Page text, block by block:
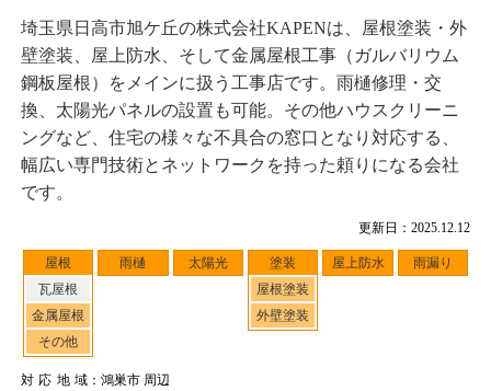
更新日：2025.12.12
屋根
瓦屋根
金属屋根
その他
雨樋 太陽光
塗装
屋根塗装
外壁塗装
屋上防水 雨漏り
対応地域：鴻巣市 周辺
埼玉県日高市旭ケ丘の株式会社KAPENは、屋根塗装・外
壁塗装、屋上防水、そして金属屋根工事（ガルバリウム
鋼板屋根）をメインに扱う工事店です。雨樋修理・交
換、太陽光パネルの設置も可能。その他ハウスクリーニ
ングなど、住宅の様々な不具合の窓口となり対応する、
幅広い専門技術とネットワークを持った頼りになる会社
です。